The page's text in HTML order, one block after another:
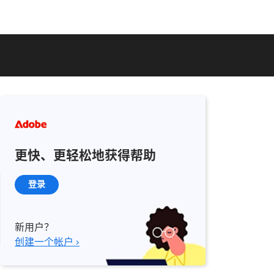
更快、更轻松地获得帮助
登录
新用户？
创建一个帐户 ›